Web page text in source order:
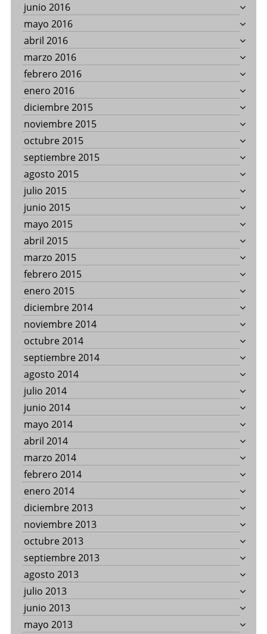
junio 2016
mayo 2016
abril 2016
marzo 2016
febrero 2016
enero 2016
diciembre 2015
noviembre 2015
octubre 2015
septiembre 2015
agosto 2015
julio 2015
junio 2015
mayo 2015
abril 2015
marzo 2015
febrero 2015
enero 2015
diciembre 2014
noviembre 2014
octubre 2014
septiembre 2014
agosto 2014
julio 2014
junio 2014
mayo 2014
abril 2014
marzo 2014
febrero 2014
enero 2014
diciembre 2013
noviembre 2013
octubre 2013
septiembre 2013
agosto 2013
julio 2013
junio 2013
mayo 2013